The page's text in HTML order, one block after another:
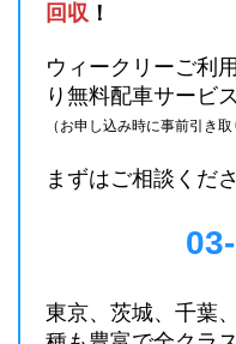
回収 ！
ウィークリーご利
り無料配車サービ
（お申し込み時に事前引き
まずはご相談くだ
東京、茨城、千葉